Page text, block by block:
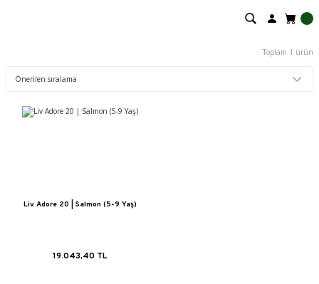
Toplam 1 ürün
Liv Adore 20 | Salmon (5-9 Yaş)
19.043,40 TL